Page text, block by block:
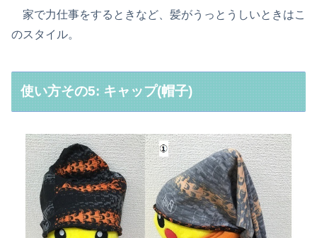
家で力仕事をするときなど、髪がうっとうしいときはこ
のスタイル。
使い方その5: キャップ(帽子)